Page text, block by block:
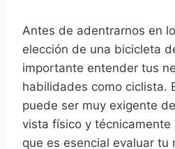
Antes de adentrarnos en
elección de una bicicleta
importante entender tus
habilidades como ciclista.
puede ser muy exigente
vista físico y
que es esencial evaluar tu